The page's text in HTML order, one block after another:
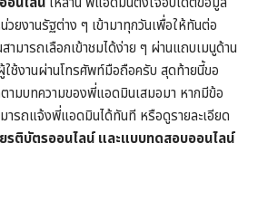
ยงานรัฐต่าง ๆ เข้ามาทุกวันเพื่อให้ทันต่อ
มารถเลือกเข้าชมได้ง่าย ๆ ผ่านแถบเมนูด้าน
ช้งานผ่านโทรศัพท์มือถือครับ สุดท้ายนี้ขอ
มบทความของพี่แอดมินเสมอมา หากมีข้อ
ารถแจ้งพี่แอดมินได้ทันที หรือดูรายละเอียด
รติบัตรออนไลน์ และแบบทดสอบออนไลน์